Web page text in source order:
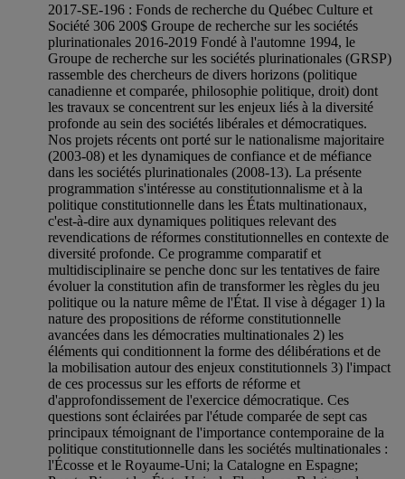
2017-SE-196 : Fonds de recherche du Québec Culture et
Société 306 200$ Groupe de recherche sur les sociétés
plurinationales 2016-2019 Fondé à l'automne 1994, le
Groupe de recherche sur les sociétés plurinationales (GRSP)
rassemble des chercheurs de divers horizons (politique
canadienne et comparée, philosophie politique, droit) dont
les travaux se concentrent sur les enjeux liés à la diversité
profonde au sein des sociétés libérales et démocratiques.
Nos projets récents ont porté sur le nationalisme majoritaire
(2003-08) et les dynamiques de confiance et de méfiance
dans les sociétés plurinationales (2008-13). La présente
programmation s'intéresse au constitutionnalisme et à la
politique constitutionnelle dans les États multinationaux,
c'est-à-dire aux dynamiques politiques relevant des
revendications de réformes constitutionnelles en contexte de
diversité profonde. Ce programme comparatif et
multidisciplinaire se penche donc sur les tentatives de faire
évoluer la constitution afin de transformer les règles du jeu
politique ou la nature même de l'État. Il vise à dégager 1) la
nature des propositions de réforme constitutionnelle
avancées dans les démocraties multinationales 2) les
éléments qui conditionnent la forme des délibérations et de
la mobilisation autour des enjeux constitutionnels 3) l'impact
de ces processus sur les efforts de réforme et
d'approfondissement de l'exercice démocratique. Ces
questions sont éclairées par l'étude comparée de sept cas
principaux témoignant de l'importance contemporaine de la
politique constitutionnelle dans les sociétés multinationales :
l'Écosse et le Royaume-Uni; la Catalogne en Espagne;